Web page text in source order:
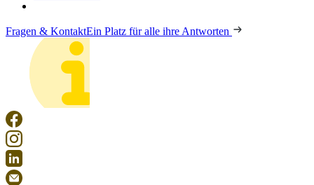
Fragen & KontaktEin Platz für alle ihre Antworten